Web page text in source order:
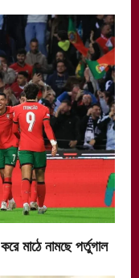
মাঠে নামছে পর্তুগাল